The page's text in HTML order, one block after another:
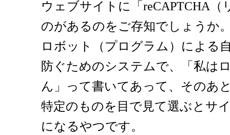
ウェブサイトに「reCAPTCHA
のがあるのをご存知でしょうか
ロボット（プログラム）による
防ぐためのシステムで、「私は
ん」って書いてあって、そのあ
特定のものを目で見て選ぶとサ
になるやつです。